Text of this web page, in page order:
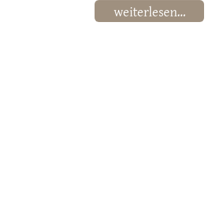
weiterlesen...